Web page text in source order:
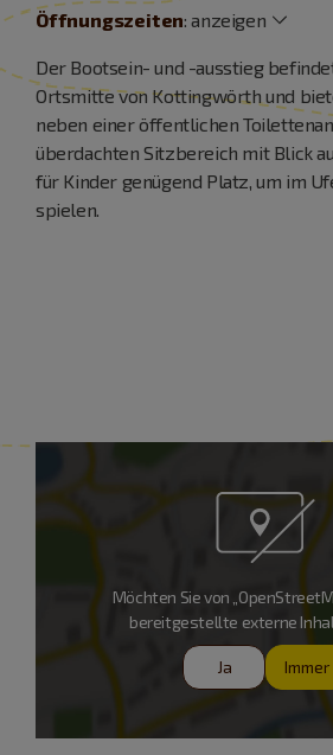
Öffnungszeiten:anzeigen
Der Bootsein- und -ausstieg
Ortsmitte von Kottingwörth und
neben einer öffentlichen
überdachten Sitzbereich mit Blick
für Kinder genügend Platz, um im
spielen.
Möchten Sie von
bereitgestellte externe
Ja Immer